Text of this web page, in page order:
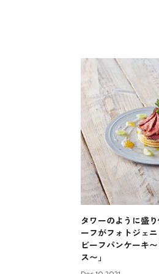
タワーのように盛
ーフがフォトジェ
ビーフパンケーキ
ス〜」